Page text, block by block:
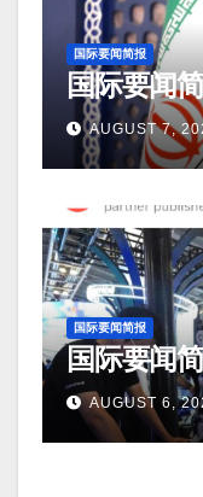
国际要闻简报
国际要闻
AUGUST 7,
国际要闻简报
国际要闻
AUGUST 6,